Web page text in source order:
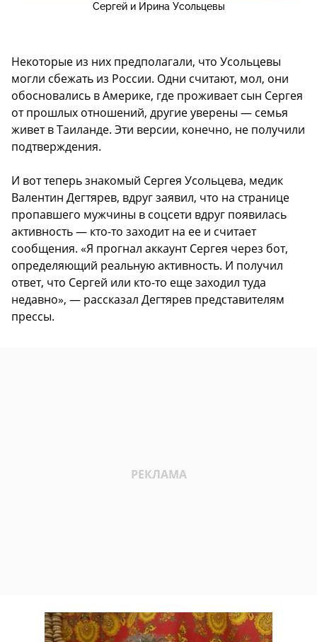
Сергей и Ирина Усольцевы
Некоторые из них предполагали, что Усольцевы
могли сбежать из России. Одни считают, мол, они
обосновались в Америке, где проживает сын Сергея
от прошлых отношений, другие уверены — семья
живет в Таиланде. Эти версии, конечно, не получили
подтверждения.
И вот теперь знакомый Сергея Усольцева, медик
Валентин Дегтярев, вдруг заявил, что на странице
пропавшего мужчины в соцсети вдруг появилась
активность — кто-то заходит на ее и считает
сообщения. «Я прогнал аккаунт Сергея через бот,
определяющий реальную активность. И получил
ответ, что Сергей или кто-то еще заходил туда
недавно», — рассказал Дегтярев представителям
прессы.